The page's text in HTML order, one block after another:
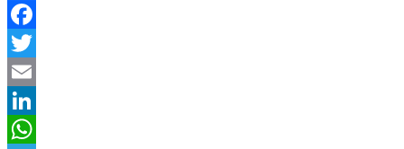
Facebook
Twitter
Email
LinkedIn